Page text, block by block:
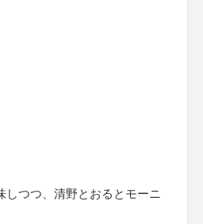
しつつ、清野とおるとモーニ